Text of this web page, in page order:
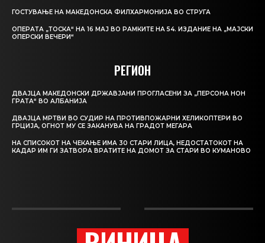
ГОСТУВАЊЕ НА МАКЕДОНСКА ФИЛХАРМОНИЈА ВО СТРУГА
ОПЕРАТА „ТОСКА“ НА 16 МАЈ ВО РАМКИТЕ НА 54. ИЗДАНИЕ НА „МАЈСКИ
ОПЕРСКИ ВЕЧЕРИ“
РЕГИОН
ДВАЈЦА МАКЕДОНСКИ ДРЖАВЈАНИ ПРОГЛАСЕНИ ЗА „ПЕРСОНА НОН
ГРАТА“ ВО АЛБАНИЈА
ДВАЈЦА МРТВИ ВО СУДИР НА ПРОТИВПОЖАРНИ ХЕЛИКОПТЕРИ ВО
ГРЦИЈА, ОГНОТ МУ СЕ ЗАКАНУВА НА ГРАДОТ МЕГАРА
НА СПИСОКОТ НА ЧЕКАЊЕ ИМА 30 СТАРИ ЛИЦА, НЕДОСТАТОКОТ НА
КАДАР ИМ ГИ ЗАТВОРА ВРАТИТЕ НА ДОМОТ ЗА СТАРИ ВО КУМАНОВО